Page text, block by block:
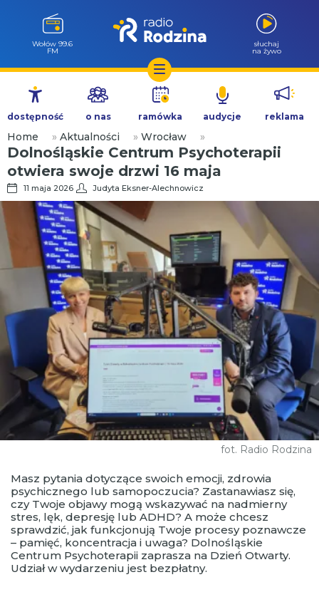
Przejdź
treści
Wołów 99.6
FM
słuchaj
na żywo
dostępność o nas ramówka audycje reklama
Home » Aktualności » Wrocław »
Dolnośląskie Centrum Psychoterapii
otwiera swoje drzwi 16 maja
11 maja 2026 Judyta Eksner-Alechnowicz
fot. Radio Rodzina
Masz pytania dotyczące swoich emocji, zdrowia
psychicznego lub samopoczucia? Zastanawiasz się,
czy Twoje objawy mogą wskazywać na nadmierny
stres, lęk, depresję lub ADHD? A może chcesz
sprawdzić, jak funkcjonują Twoje procesy poznawcze
– pamięć, koncentracja i uwaga? Dolnośląskie
Centrum Psychoterapii zaprasza na Dzień Otwarty.
Udział w wydarzeniu jest bezpłatny.